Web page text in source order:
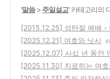
'말씀> 주일설교' 카테고리의
[2015.12.25] 성탄절 예배 -
자
(0)
[2025.12.21] 여호와 닛시
[2025.12.07] 사십 년 동안
(0)
[2025.11.30] 치료하는 여